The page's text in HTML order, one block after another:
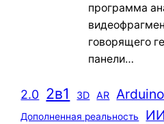
программа
говорящего
панели…
2.0 2в1 3D AR Arduino
Дополненная реальность ИИ